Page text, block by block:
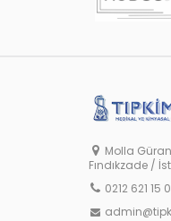
Molla
Fındıkzade /
0212 621 15